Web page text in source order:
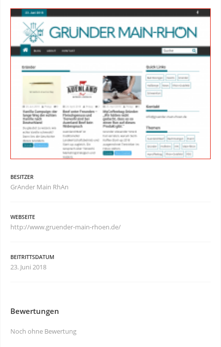
BESITZER
GrAnder Main RhAn
WEBSEITE
http://www.gruender-main-rhoen.de/
BEITRITTSDATUM
23. Juni 2018
Bewertungen
Noch ohne Bewertung